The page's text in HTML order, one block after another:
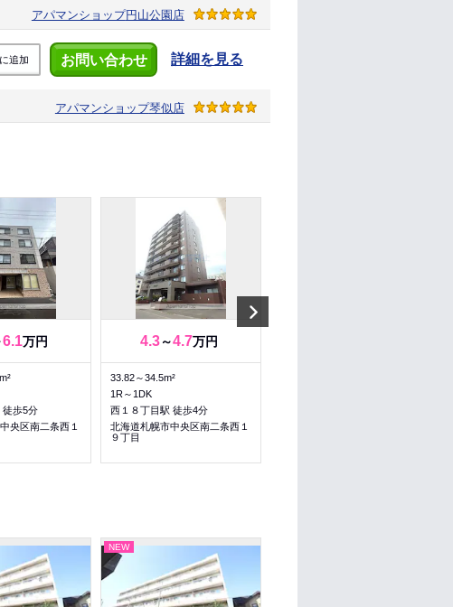
アパマンショップ円山公園店
追加 お問い合わせ 詳細を見る
アパマンショップ琴似店
6.1万円
徒歩5分
央区南二条西１
4.3～4.7万円
33.82～34.5m²
1R～1DK
西１８丁目駅 徒歩4分
北海道札幌市中央区南二条西１
９丁目
NEW